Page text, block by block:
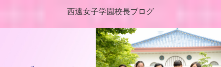
西遠女子学園校長ブログ